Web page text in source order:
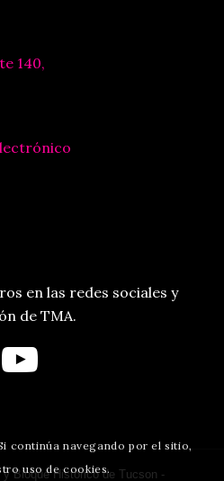
140,
en las redes sociales y
de TMA.
Bloque Histórico de Tucson -
continúa navegando por el sitio,
uso de cookies.